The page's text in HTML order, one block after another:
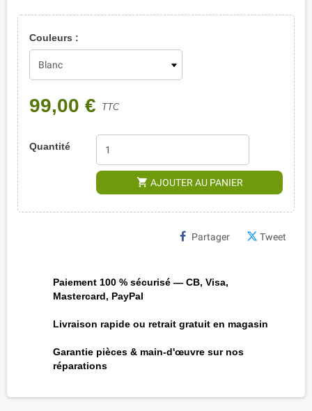
Couleurs :
99,00 € TTC
Quantité
shopping_cart AJOUTER AU PANIER
Partager Tweet
Paiement 100 % sécurisé — CB, Visa,
Mastercard, PayPal
Livraison rapide ou retrait gratuit en magasin
Garantie pièces & main-d'œuvre sur nos
réparations